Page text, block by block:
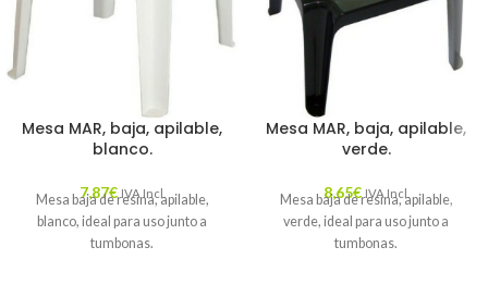
Mesa MAR, baja, apilable,
blanco.
7,87€ IVA Incl.
Mesa baja de resina, apilable,
blanco, ideal para uso junto a
tumbonas.
Mesa MAR, baja, apilable,
verde.
8,65€ IVA Incl.
Mesa baja de resina, apilable,
verde, ideal para uso junto a
tumbonas.